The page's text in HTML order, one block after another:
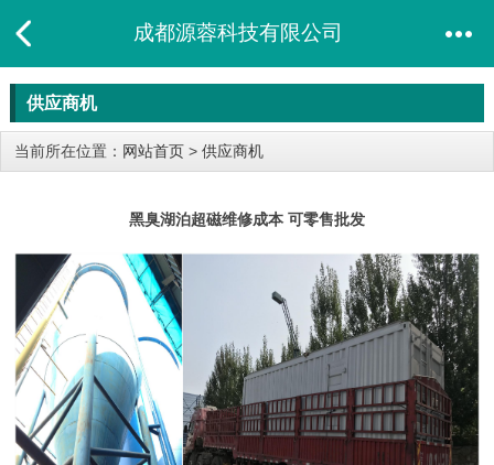
成都源蓉科技有限公司
供应商机
当前所在位置： 网站首页 > 供应商机
黑臭湖泊超磁维修成本 可零售批发